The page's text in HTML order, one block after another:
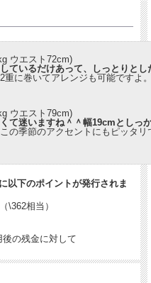
ウエスト72cm)
ているだけあって、しっとりと
重に巻いてアレンジも可能ですよ
ウエスト79cm)
て迷いますね＾＾幅19cmとしっ
の季節のアクセントにもピッタリ
以下のポイントが発行されま
\362相当）
後の残金に対して